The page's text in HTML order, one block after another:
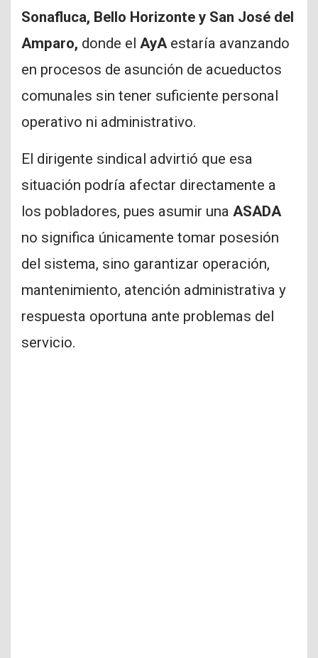
Sonafluca, Bello Horizonte y San José del
Amparo, donde el AyA estaría avanzando
en procesos de asunción de acueductos
comunales sin tener suficiente personal
operativo ni administrativo.
El dirigente sindical advirtió que esa
situación podría afectar directamente a
los pobladores, pues asumir una ASADA
no significa únicamente tomar posesión
del sistema, sino garantizar operación,
mantenimiento, atención administrativa y
respuesta oportuna ante problemas del
servicio.